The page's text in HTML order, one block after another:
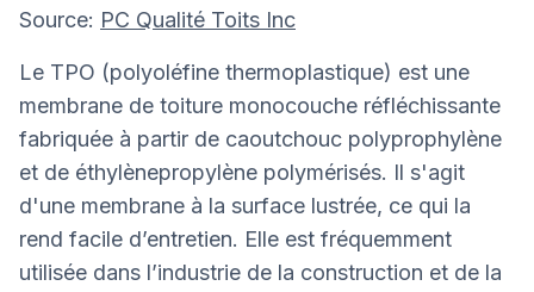
Source: PC Qualité Toits Inc
Le TPO (polyoléfine thermoplastique) est une
membrane de toiture monocouche réfléchissante
fabriquée à partir de caoutchouc polyprophylène
et de éthylènepropylène polymérisés. Il s'agit
d'une membrane à la surface lustrée, ce qui la
rend facile d’entretien. Elle est fréquemment
utilisée dans l’industrie de la construction et de la